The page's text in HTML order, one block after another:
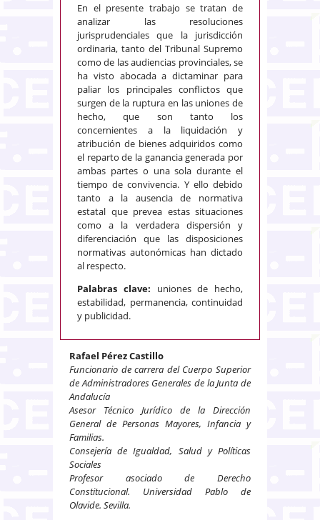
En el presente trabajo se tratan de
analizar las resoluciones
jurisprudenciales que la jurisdicción
ordinaria, tanto del Tribunal Supremo
como de las audiencias provinciales, se
ha visto abocada a dictaminar para
paliar los principales conflictos que
surgen de la ruptura en las uniones de
hecho, que son tanto los
concernientes a la liquidación y
atribución de bienes adquiridos como
el reparto de la ganancia generada por
ambas partes o una sola durante el
tiempo de convivencia. Y ello debido
tanto a la ausencia de normativa
estatal que prevea estas situaciones
como a la verdadera dispersión y
diferenciación que las disposiciones
normativas autonómicas han dictado
al respecto.
Palabras clave: uniones de hecho,
estabilidad, permanencia, continuidad
y publicidad.
Rafael Pérez Castillo
Funcionario de carrera del Cuerpo Superior
de Administradores Generales de la Junta de
Andalucía
Asesor Técnico Jurídico de la Dirección
General de Personas Mayores, Infancia y
Familias.
Consejería de Igualdad, Salud y Políticas
Sociales
Profesor asociado de Derecho
Constitucional. Universidad Pablo de
Olavide. Sevilla.